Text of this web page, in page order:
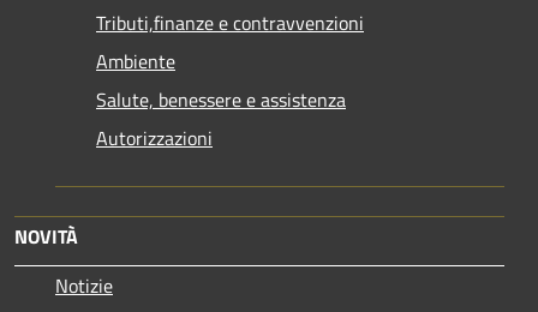
Tributi,finanze e contravvenzioni
Ambiente
Salute, benessere e assistenza
Autorizzazioni
NOVITÀ
Notizie